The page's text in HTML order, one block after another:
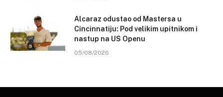
Alcaraz odustao od Mastersa u
Cincinnatiju: Pod velikim upitnikom i
nastup na US Openu
05/08/2026